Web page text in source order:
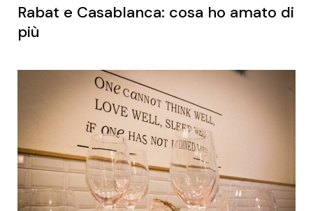
Rabat e Casablanca: cosa ho amato di
più